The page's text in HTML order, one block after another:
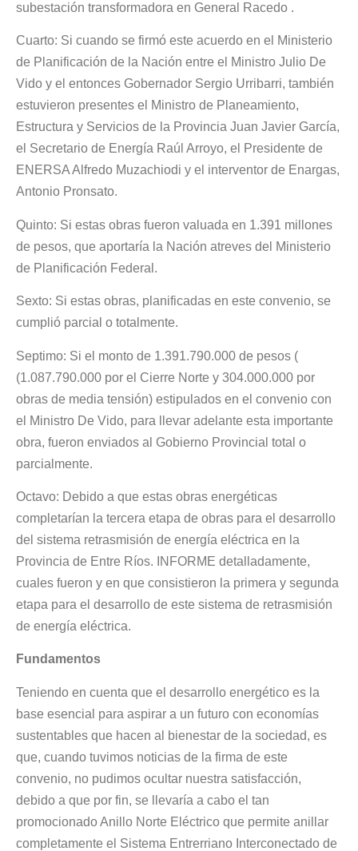
subestación transformadora en General Racedo .
Cuarto: Si cuando se firmó este acuerdo en el Ministerio
de Planificación de la Nación entre el Ministro Julio De
Vido y el entonces Gobernador Sergio Urribarri, también
estuvieron presentes el Ministro de Planeamiento,
Estructura y Servicios de la Provincia Juan Javier García,
el Secretario de Energía Raúl Arroyo, el Presidente de
ENERSA Alfredo Muzachiodi y el interventor de Enargas,
Antonio Pronsato.
Quinto: Si estas obras fueron valuada en 1.391 millones
de pesos, que aportaría la Nación atreves del Ministerio
de Planificación Federal.
Sexto: Si estas obras, planificadas en este convenio, se
cumplió parcial o totalmente.
Septimo: Si el monto de 1.391.790.000 de pesos (
(1.087.790.000 por el Cierre Norte y 304.000.000 por
obras de media tensión) estipulados en el convenio con
el Ministro De Vido, para llevar adelante esta importante
obra, fueron enviados al Gobierno Provincial total o
parcialmente.
Octavo: Debido a que estas obras energéticas
completarían la tercera etapa de obras para el desarrollo
del sistema retrasmisión de energía eléctrica en la
Provincia de Entre Ríos. INFORME detalladamente,
cuales fueron y en que consistieron la primera y segunda
etapa para el desarrollo de este sistema de retrasmisión
de energía eléctrica.
Fundamentos
Teniendo en cuenta que el desarrollo energético es la
base esencial para aspirar a un futuro con economías
sustentables que hacen al bienestar de la sociedad, es
que, cuando tuvimos noticias de la firma de este
convenio, no pudimos ocultar nuestra satisfacción,
debido a que por fin, se llevaría a cabo el tan
promocionado Anillo Norte Eléctrico que permite anillar
completamente el Sistema Entrerriano Interconectado de